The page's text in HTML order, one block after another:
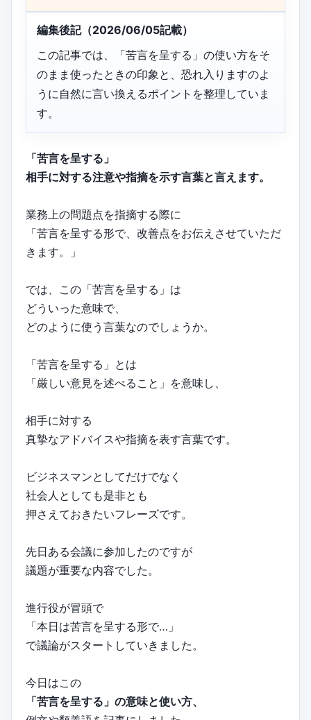
編集後記（2026/06/05記載）
この記事では、「苦言を呈する」の使い方をそ
のまま使ったときの印象と、恐れ入りますのよ
うに自然に言い換えるポイントを整理していま
す。
「苦言を呈する」
相手に対する注意や指摘を示す言葉と言えます。
業務上の問題点を指摘する際に
「苦言を呈する形で、改善点をお伝えさせていただ
きます。」
では、この「苦言を呈する」は
どういった意味で、
どのように使う言葉なのでしょうか。
「苦言を呈する」とは
「厳しい意見を述べること」を意味し、
相手に対する
真摯なアドバイスや指摘を表す言葉です。
ビジネスマンとしてだけでなく
社会人としても是非とも
押さえておきたいフレーズです。
先日ある会議に参加したのですが
議題が重要な内容でした。
進行役が冒頭で
「本日は苦言を呈する形で…」
で議論がスタートしていきました。
今日はこの
「苦言を呈する」の意味と使い方、